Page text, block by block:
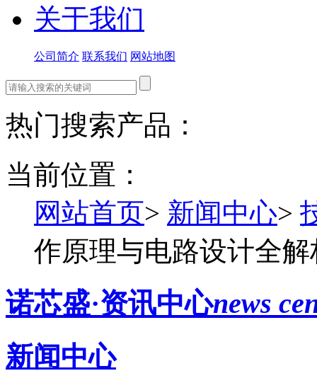
关于我们
公司简介 联系我们 网站地图
热门搜索产品：
当前位置：
网站首页> 新闻中心>
作原理与电路设计全解
诺芯盛·资讯中心news
新闻中心